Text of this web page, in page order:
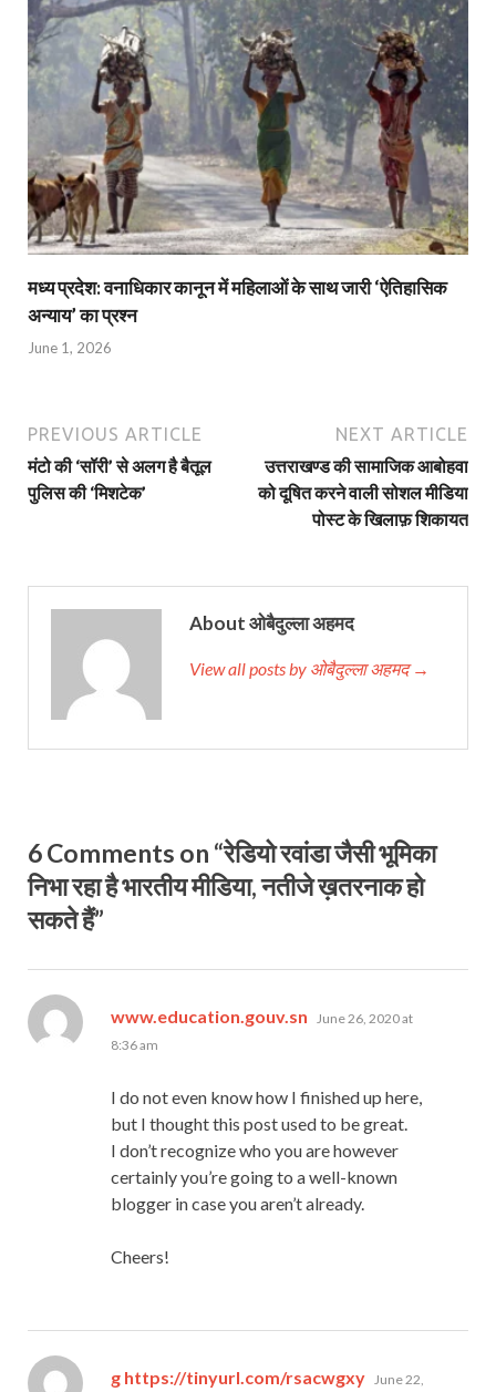
मध्य प्रदेश: वनाधिकार कानून में महिलाओं के साथ जारी ‘ऐतिहासिक
अन्याय’ का प्रश्न
June 1, 2026
PREVIOUS ARTICLE
मंटो की ‘सॉरी’ से अलग है बैतूल
पुलिस की ‘मिशटेक’
NEXT ARTICLE
उत्तराखण्ड की सामाजिक आबोहवा
को दूषित करने वाली सोशल मीडिया
पोस्ट के खिलाफ़ शिकायत
About ओबैदुल्ला अहमद
View all posts by ओबैदुल्ला अहमद →
6 Comments on “रेडियो रवांडा जैसी भूमिका
निभा रहा है भारतीय मीडिया, नतीजे ख़तरनाक हो
सकते हैं”
www.education.gouv.sn says:
June 26, 2020 at
8:36 am
I do not even know how I finished up here,
but I thought this post used to be great.
I don’t recognize who you are however
certainly you’re going to a well-known
blogger in case you aren’t already.
Cheers!
g https://tinyurl.com/rsacwgxy says:
June 22,